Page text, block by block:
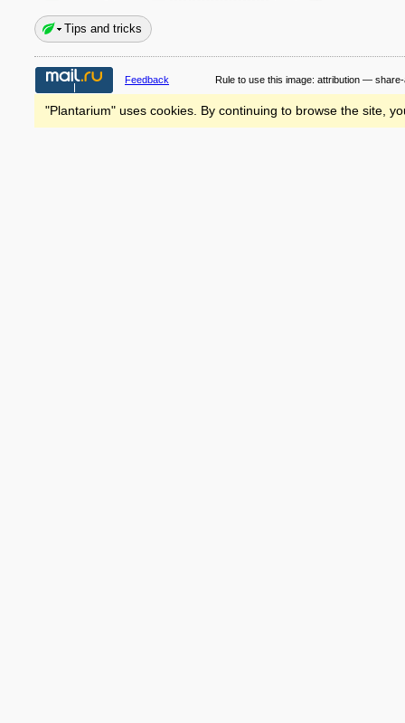
Tips and tricks
Feedback Rule to use this image: attribution — share-
"Plantarium" uses cookies. By continuing to browse the site,